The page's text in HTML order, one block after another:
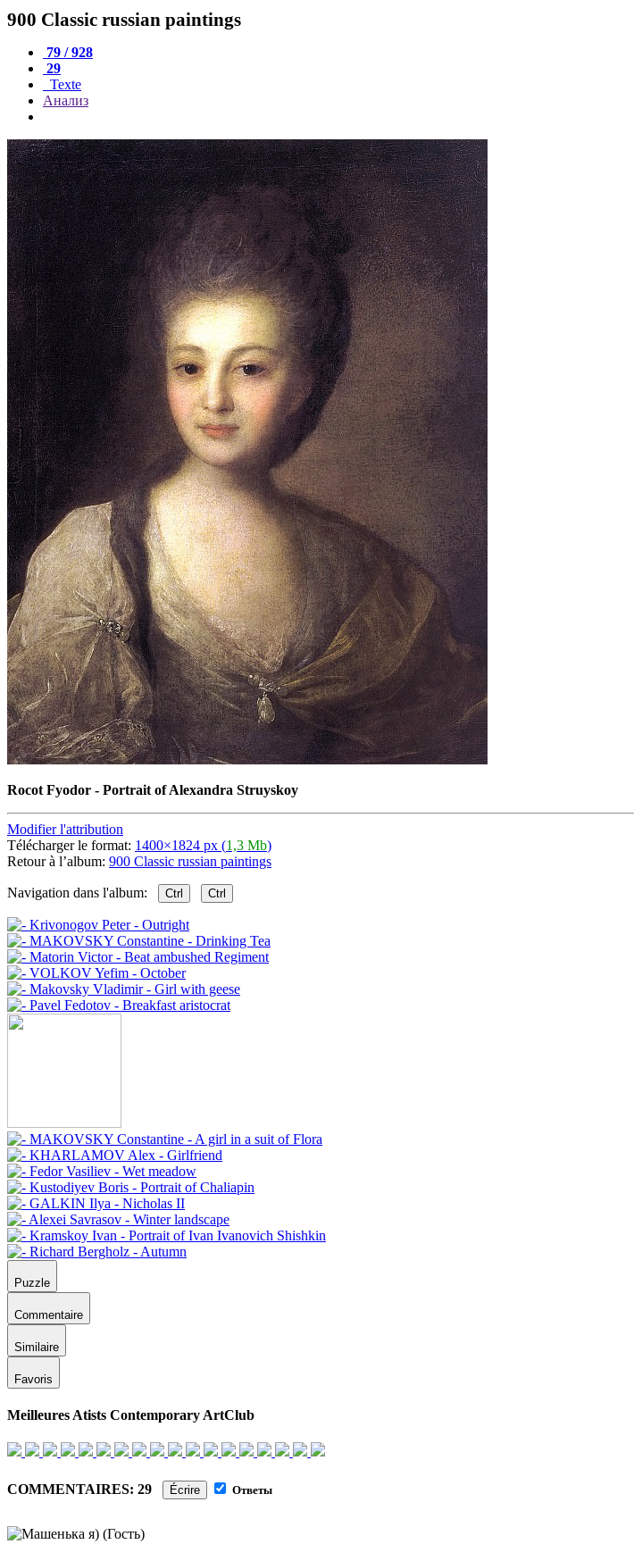
900 Classic russian paintings
79 / 928
29
Texte
Анализ
Rocot Fyodor - Portrait of Alexandra Struyskoy
Modifier l'attribution
Télécharger le format: 1400×1824 px (1,3 Mb)
Retour à l’album: 900 Classic russian paintings
Navigation dans l'album: Ctrl Ctrl
Puzzle
Commentaire
Similaire
Favoris
Meilleures Atists Contemporary ArtClub
COMMENTAIRES: 29 Écrire Ответы